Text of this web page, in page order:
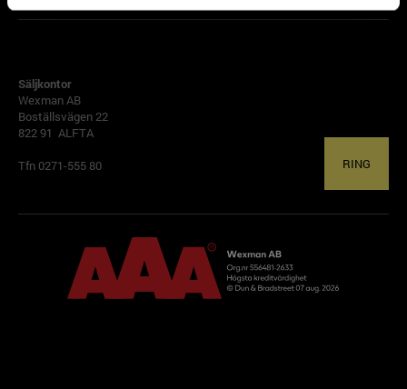
Säljkontor
Wexman AB
Boställsvägen 22
822 91 ALFTA
Tfn 0271-555 80
RING